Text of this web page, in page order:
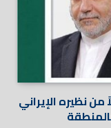
نظيره الإيراني